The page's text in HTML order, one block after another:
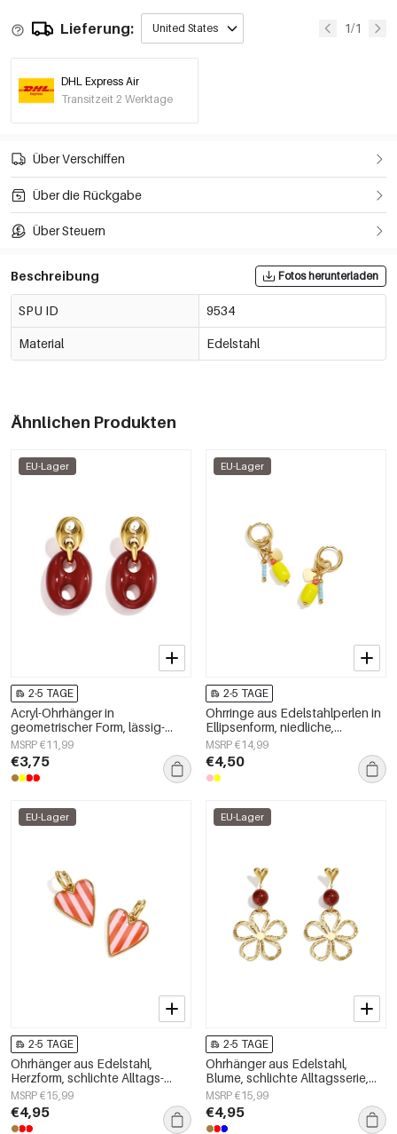
Lieferung: United States 1/1
DHL Express Air
Transitzeit 2 Werktage
Über Verschiffen
Über die Rückgabe
Über Steuern
Beschreibung Fotos herunterladen
SPU ID 9534
Material Edelstahl
Ähnlichen Produkten
EU-Lager
2-5 TAGE
Acryl-Ohrhänger in
geometrischer Form, lässig-
schlichte Serie, Damenschmuck
MSRP €11,99
€3,75
EU-Lager
2-5 TAGE
Ohrringe aus Edelstahlperlen in
Ellipsenform, niedliche,
schlichte Alltags-Serie,
Damenschmuck
MSRP €14,99
€4,50
EU-Lager
2-5 TAGE
Ohrhänger aus Edelstahl,
Herzform, schlichte Alltags-
Serie, Damenschmuck
MSRP €15,99
€4,95
EU-Lager
2-5 TAGE
Ohrhänger aus Edelstahl,
Blume, schlichte Alltagsserie,
Damenschmuck
MSRP €15,99
€4,95